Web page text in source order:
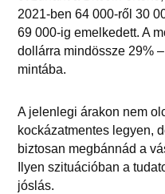
2021-ben 64 000-ről 30
69 000-ig emelkedett. A
dollárra mindössze 29%
mintába.
A jelenlegi árakon nem
kockázatmentes legyen,
biztosan megbánnád a
Ilyen szituációban a
jóslás.